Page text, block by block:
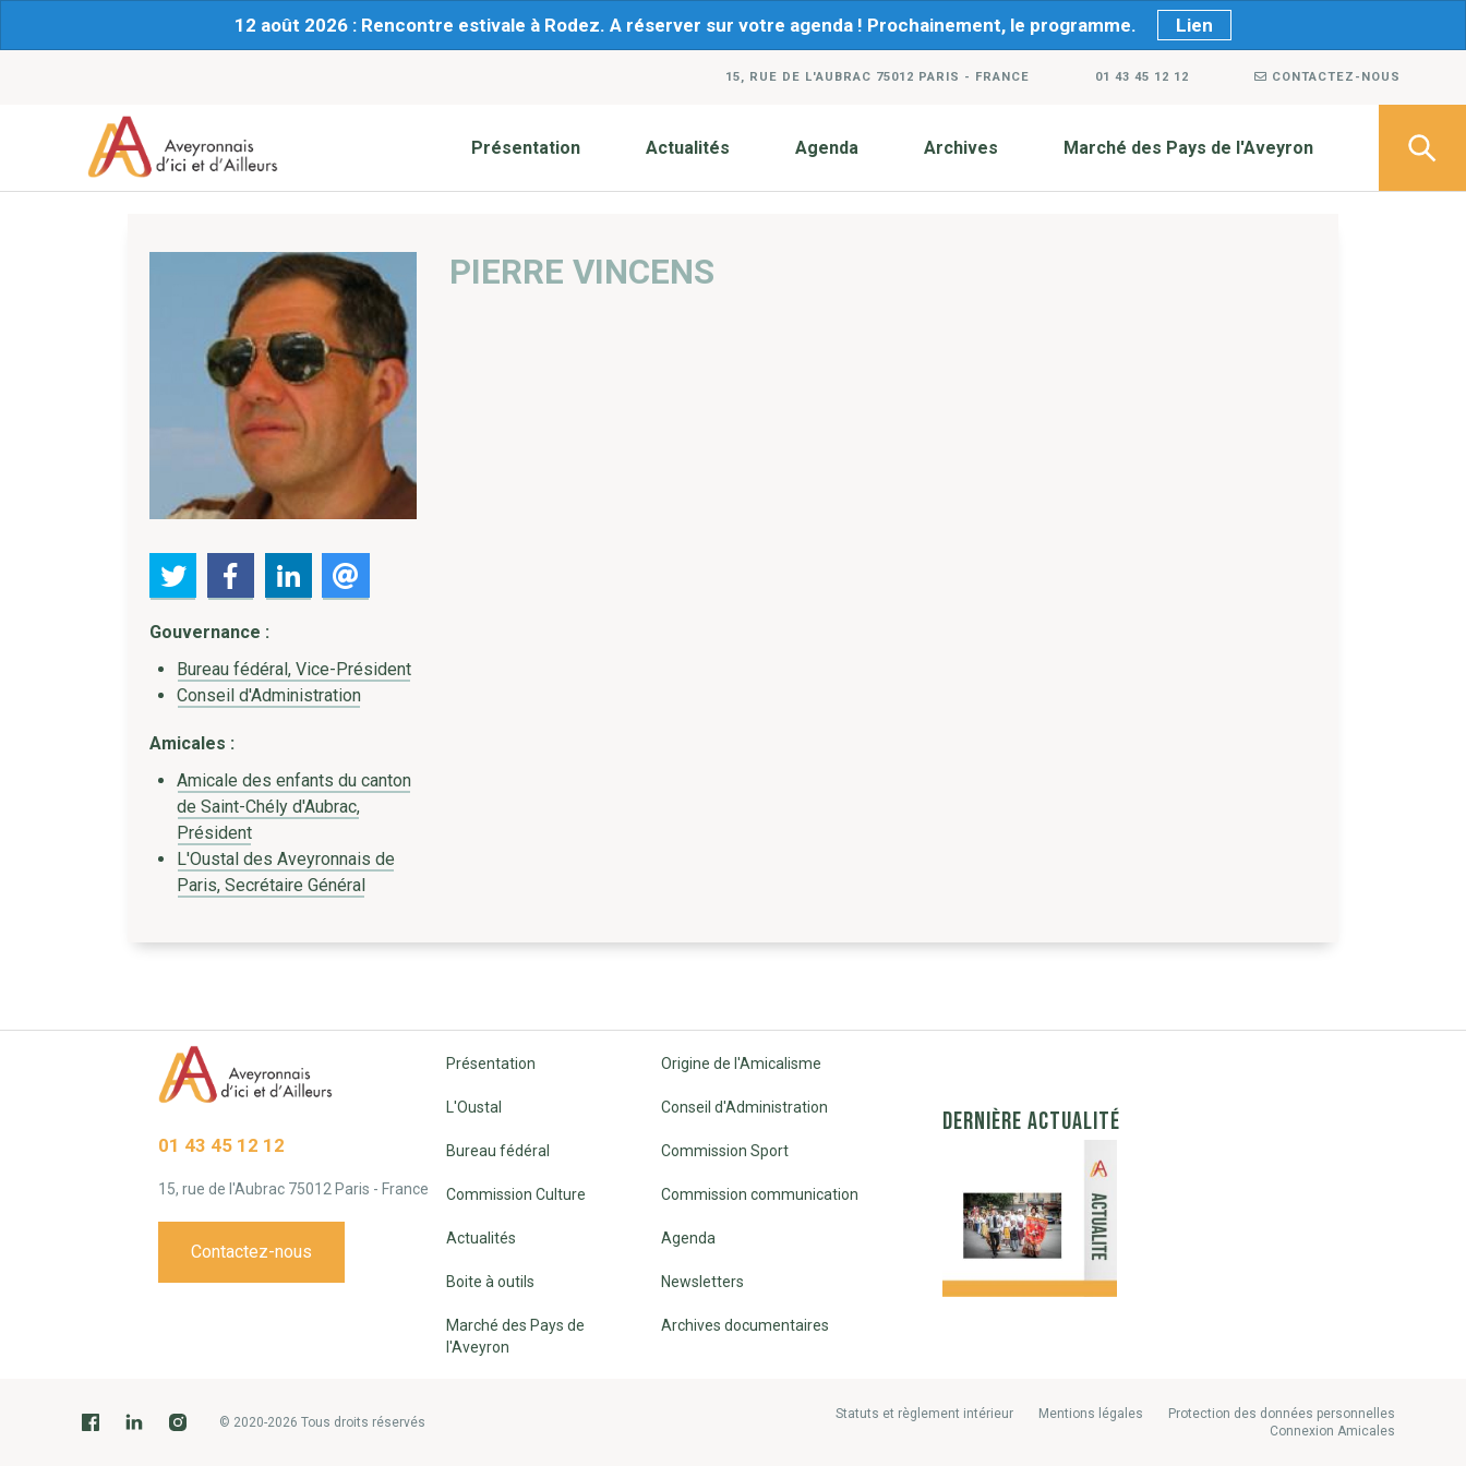
12 août 2026 : Rencontre estivale à Rodez. A réserver sur votre agenda ! Prochainement, le programme. Lien
15, RUE DE L'AUBRAC 75012 PARIS - FRANCE 01 43 45 12 12 CONTACTEZ-NOUS
Présentation Actualités Agenda Archives Marché des Pays de l'Aveyron
Gouvernance :
Bureau fédéral, Vice-Président
Conseil d'Administration
Amicales :
Amicale des enfants du canton
de Saint-Chély d'Aubrac,
Président
L'Oustal des Aveyronnais de
Paris, Secrétaire Général
PIERRE VINCENS
01 43 45 12 12
15, rue de l'Aubrac 75012 Paris - France
Contactez-nous
Présentation Origine de l'Amicalisme
L'Oustal Conseil d'Administration
Bureau fédéral Commission Sport
Commission Culture Commission communication
Actualités Agenda
Boite à outils Newsletters
Marché des Pays de
l'Aveyron
Archives documentaires
DERNIÈRE ACTUALITÉ
© 2020-2026 Tous droits réservés
Statuts et règlement intérieur Mentions légales
Protection des données personnelles
Connexion Amicales